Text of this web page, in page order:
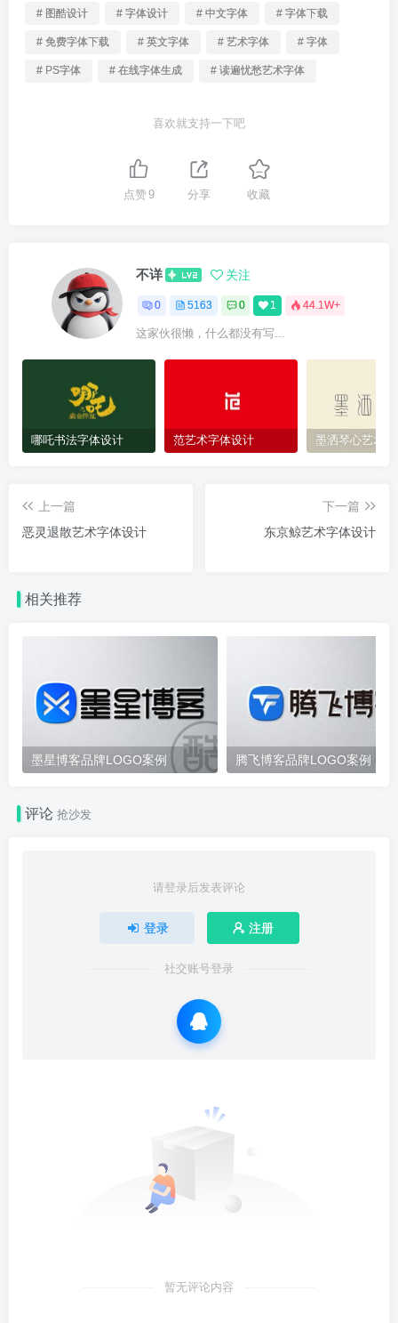
# 图酷设计 # 字体设计 # 中文字体 # 字体下载
# 免费字体下载 # 英文字体 # 艺术字体 # 字体
# PS字体 # 在线字体生成 # 读遍忧愁艺术字体
喜欢就支持一下吧
点赞9 分享 收藏
不详 关注
0 5163 0 1 44.1W+
这家伙很懒，什么都没有写...
哪吒书法字体设计 范艺术字体设计 墨洒琴心艺术
上一篇
恶灵退散艺术字体设计
下一篇
东京鲸艺术字体设计
相关推荐
墨星博客品牌LOGO案例 腾飞博客品牌LOGO案例
评论抢沙发
请登录后发表评论
登录 注册
社交账号登录
暂无评论内容